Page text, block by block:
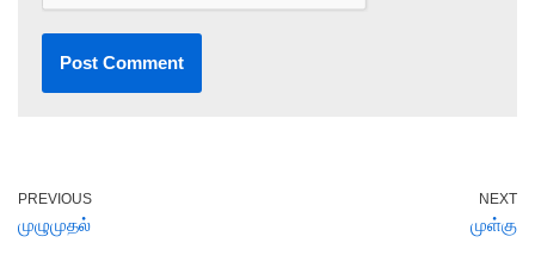
PREVIOUS
முழுமுதல்
NEXT
முள்கு